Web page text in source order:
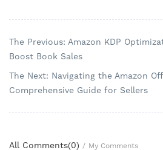
The Previous: Amazon KDP
Boost Book Sales
The Next: Navigating the Amazon
Comprehensive Guide for Sellers
All Comments(0) / My Comments